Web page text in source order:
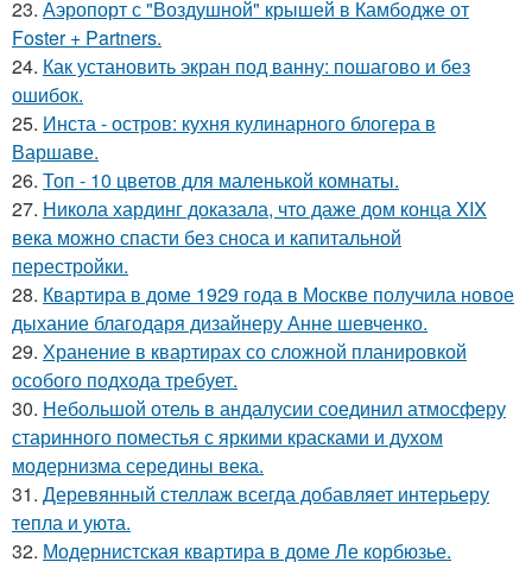
23. Аэропорт с "Воздушной" крышей в Камбодже от
Foster + Partners.
24. Как установить экран под ванну: пошагово и без
ошибок.
25. Инста - остров: кухня кулинарного блогера в
Варшаве.
26. Топ - 10 цветов для маленькой комнаты.
27. Никола хардинг доказала, что даже дом конца XIX
века можно спасти без сноса и капитальной
перестройки.
28. Квартира в доме 1929 года в Москве получила новое
дыхание благодаря дизайнеру Анне шевченко.
29. Хранение в квартирах со сложной планировкой
особого подхода требует.
30. Небольшой отель в андалусии соединил атмосферу
старинного поместья с яркими красками и духом
модернизма середины века.
31. Деревянный стеллаж всегда добавляет интерьеру
тепла и уюта.
32. Модернистская квартира в доме Ле корбюзье.